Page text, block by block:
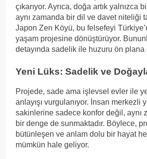
çıkarıyor. Ayrıca, doğa artık yalnızca
aynı zamanda bir dil ve davet niteliği
Japon Zen Köyü, bu felsefeyi
yaşam projesine dönüştürüyor.
detayında sadelik ile huzuru ön plana
Yeni Lüks: Sadelik ve
Projede, sade ama işlevsel evler ile
anlayışı vurgulanıyor. İnsan merkezli
sakinlerine sadece konfor değil, aynı
bir denge de sunmaktadır. Böylece,
bütünleşen ve anlam dolu bir hayat
mümkün hale geliyor.